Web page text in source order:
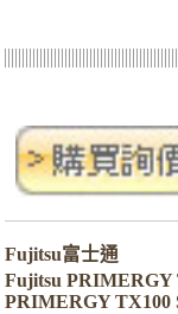
Fujitsu富士通
Fujitsu PRIMERGY
PRIMERGY TX100